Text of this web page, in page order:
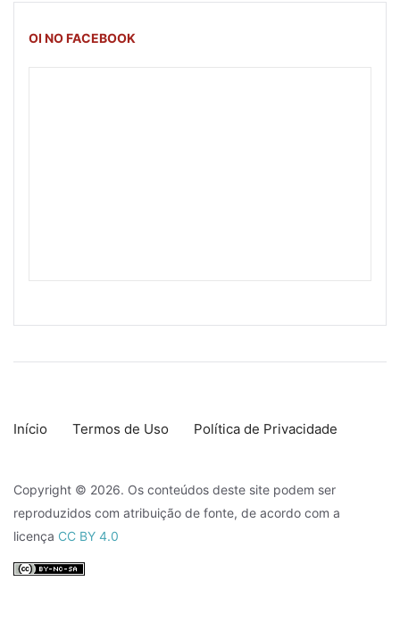
OI NO FACEBOOK
Início Termos de Uso Política de Privacidade
Copyright © 2026. Os conteúdos deste site podem ser
reproduzidos com atribuição de fonte, de acordo com a
licença CC BY 4.0